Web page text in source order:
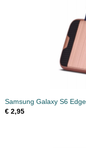
Samsung Galaxy S6
€ 2,95